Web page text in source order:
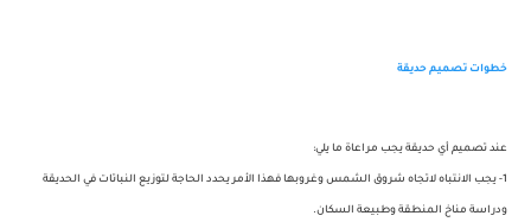
خطوات تصميم حديقة
عند تصميم أي حديقة يجب مراعاة ما يلي:
1- يجب الانتباه لاتجاه شروق الشمس وغروبها فهذا الأمر يحدد الحاجة لتوزيع النباتات في الحديقة
ودراسة مناخ المنطقة وطبيعة السكان.